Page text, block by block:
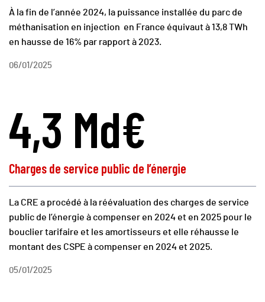
À la fin de l’année 2024, la puissance installée du parc de
méthanisation en injection en France équivaut à 13,8 TWh
en hausse de 16% par rapport à 2023.
06/01/2025
4,3 Md€
Charges de service public de l’énergie
La CRE a procédé à la réévaluation des charges de service
public de l’énergie à compenser en 2024 et en 2025 pour le
bouclier tarifaire et les amortisseurs et elle réhausse le
montant des CSPE à compenser en 2024 et 2025.
05/01/2025